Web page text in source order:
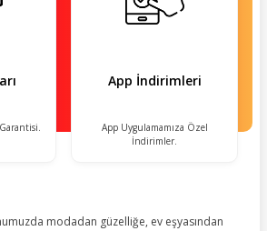
App İndirimleri
App Uygulamamıza Özel
İndirimler.
modadan güzelliğe, ev eşyasından